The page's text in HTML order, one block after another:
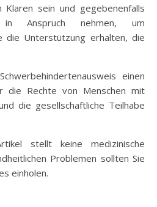
sein und gegebenenfalls
in Anspruch nehmen, um
die Unterstützung erhalten, die
einen
die Rechte von Menschen mit
die gesellschaftliche Teilhabe
stellt keine medizinische
Problemen sollten Sie
einholen.